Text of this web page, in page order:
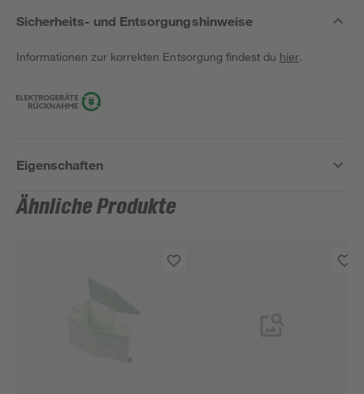
Sicherheits- und Entsorgungshinweise
Informationen zur korrekten Entsorgung findest du hier.
Eigenschaften
Ähnliche Produkte